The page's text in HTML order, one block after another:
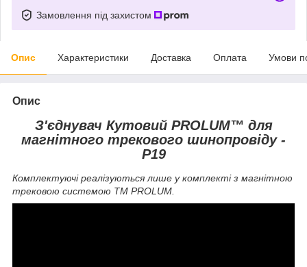
Замовлення під захистом
Опис Характеристики Доставка Оплата Умови
Опис
З'єднувач Кутовий PROLUM™ для
магнітного трекового шинопровіду -
P19
Комплектуючі реалізуються лише у комплекті з магнітною
трековою системою ТМ PROLUM.